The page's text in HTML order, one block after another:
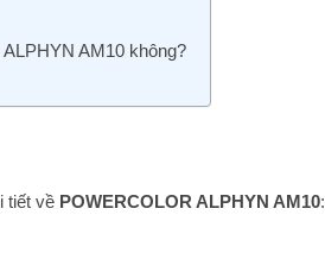
AM10 không?
tiết về POWERCOLOR ALPHYN AM10: